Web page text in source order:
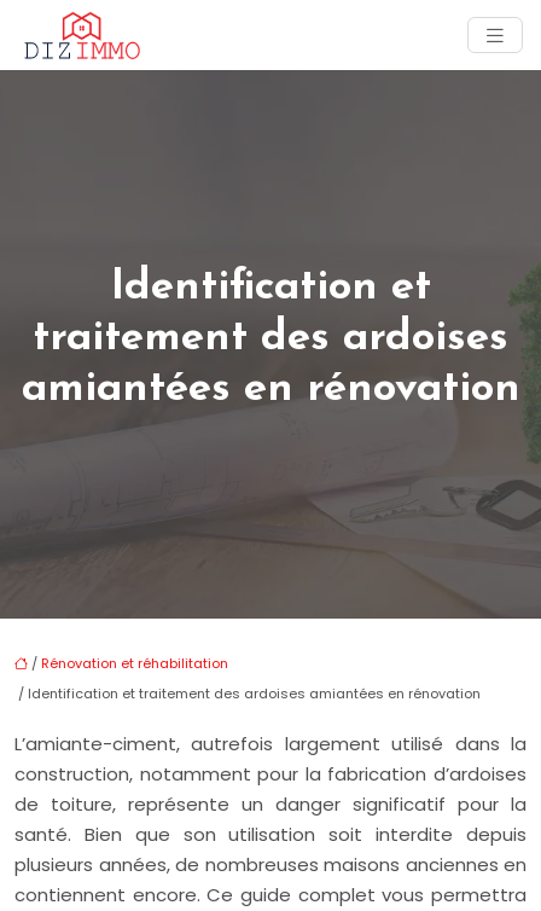
Identification et
traitement des ardoises
amiantées en rénovation
/ Rénovation et réhabilitation
/ Identification et traitement des ardoises amiantées en rénovation
L’amiante-ciment, autrefois largement utilisé dans la
construction, notamment pour la fabrication d’ardoises
de toiture, représente un danger significatif pour la
santé. Bien que son utilisation soit interdite depuis
plusieurs années, de nombreuses maisons anciennes en
contiennent encore. Ce guide complet vous permettra